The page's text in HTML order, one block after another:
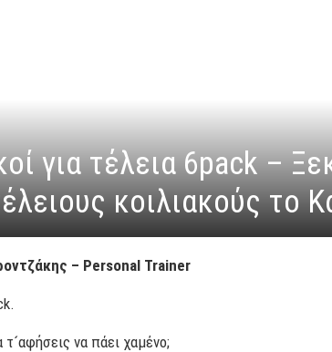
για τέλεια 6pack –
κοιλιακούς το
– Personal Trainer
να πάει χαμένο;